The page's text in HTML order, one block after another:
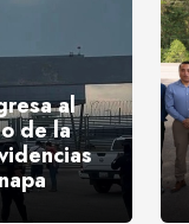
al
de la